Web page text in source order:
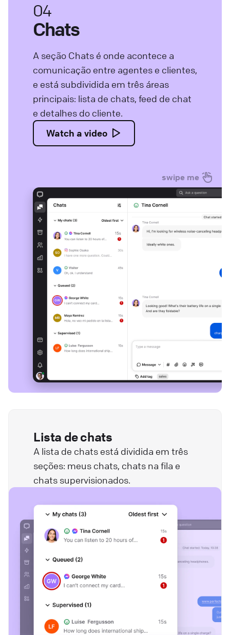
Chats
04
A seção Chats é onde acontece a
comunicação entre agentes e clientes,
e está subdividida em três áreas
principais: lista de chats, feed de chat
e detalhes do cliente.
Watch a video
swipe me
Lista de chats
A lista de chats está dividida em três
seções: meus chats, chats na fila e
chats supervisionados.